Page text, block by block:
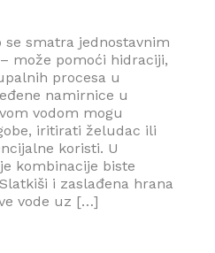
se smatra jednostavnim
može pomoći hidraciji,
procesa u
namirnice u
vodom mogu
iritirati želudac ili
koristi. U
kombinacije biste
i zaslađena hrana
vode uz […]